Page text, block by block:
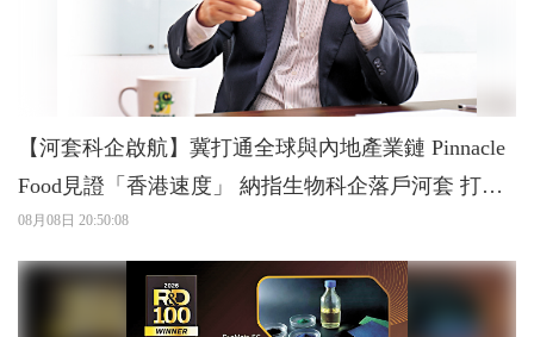
【河套科企啟航】冀打通全球與內地產業鏈 Pinnacle
Food見證「香港速度」 納指生物科企落戶河套 打造
灣區「細胞工廠」
08月08日 20:50:08